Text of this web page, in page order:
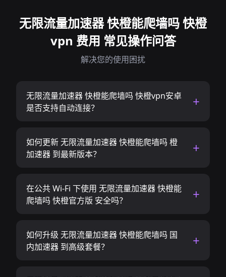
无限流量加速器 快橙能爬墙吗 快橙
vpn 费用 常见操作问答
解决您的使用困扰
无限流量加速器 快橙能爬墙吗 快橙vpn安卓
是否支持自动连接？
如何更新 无限流量加速器 快橙能爬墙吗 橙
加速器 到最新版本？
在公共 Wi-Fi 下使用 无限流量加速器 快橙能
爬墙吗 快橙官方版 安全吗？
如何升级 无限流量加速器 快橙能爬墙吗 国
内加速器 到高级套餐？